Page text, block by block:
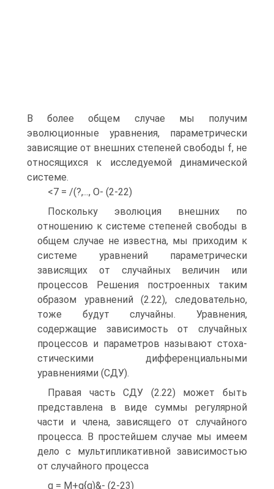
В более общем случае мы получим
эволюционные уравнения, параметрически
зависящие от внешних степеней свободы f, не
относящихся к исследуемой динамической
системе.
<7 = /(?,..., О- (2-22)
Поскольку эволюция внешних по
отношению к системе степеней свободы в
общем случае не известна, мы приходим к
системе уравнений параметрически
зависящих от случайных величин или
процессов Решения построенных таким
образом уравнений (2.22), следовательно,
тоже будут случайны. Уравнения,
содержащие зависимость от случайных
процессов и параметров называют стоха-
стическими дифференциальными
уравнениями (СДУ).
Правая часть СДУ (2.22) может быть
представлена в виде суммы регулярной
части и члена, зависящего от случайного
процесса. В простейшем случае мы имеем
дело с мультипликативной зависимостью
от случайного процесса
q = M+g{q)&- (2-23)